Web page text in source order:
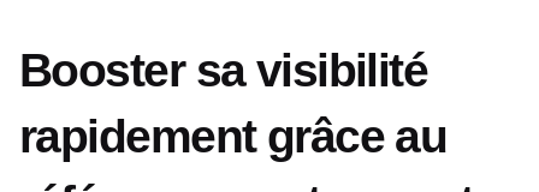
Booster sa visibilité
rapidement grâce au